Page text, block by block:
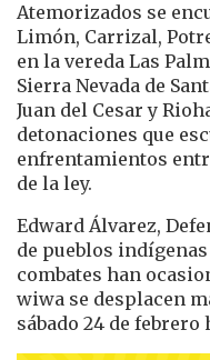
Atemorizados se
Limón, Carrizal,
en la vereda Las
Sierra Nevada de
Juan del Cesar y
detonaciones que
enfrentamientos
de la ley.
Edward Álvarez,
de pueblos
combates han
wiwa se desplacen
sábado 24 de febrero